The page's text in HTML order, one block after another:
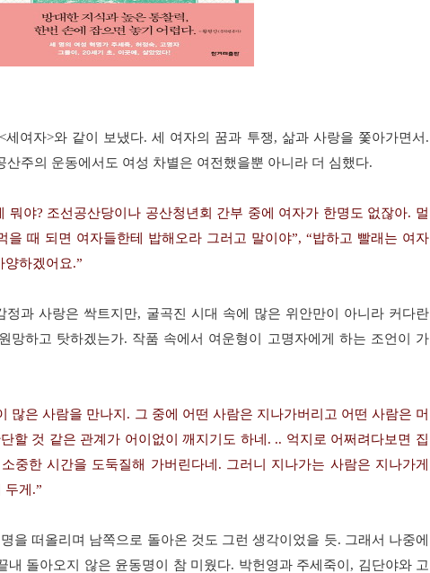
<세여자>와 같이 보냈다.세 여자의 꿈과 투쟁, 삶과 사랑을 쫓아가면서 .
산주의 운동에서도 여성 차별은 여전했을뿐 아니라 더 심했다.
뭐야? 조선공산당이나 공산청년회 간부 중에 여자가 한명도 없잖아. 멀
을 때 되면 여자들한테 밥해오라 그러고 말이야”, “밥하고 빨래는 여자
양하겠어요.”
정과 사랑은 싹트지만, 굴곡진 시대 속에 많은 위안만이 아니라 커다란
망하고 탓하겠는가. 작품 속에서 여운형이 고명자에게 하는 조언이 가
많은 사람을 만나지 . 그 중에 어떤 사람은 지나가버리고 어떤 사람은 머
할 것 같은 관계가 어이없이 깨지기도 하네 . .. 억지로 어쩌려다보면 집
중한 시간을 도둑질해 가버린다네 . 그러니 지나가는 사람은 지나가게
게 .”
을 떠올리며 남쪽으로 돌아온 것도 그런 생각이었을 듯. 그래서 나중에
내 돌아오지 않은 윤동명이 참 미웠다. 박헌영과 주세죽이 , 김단야와 고